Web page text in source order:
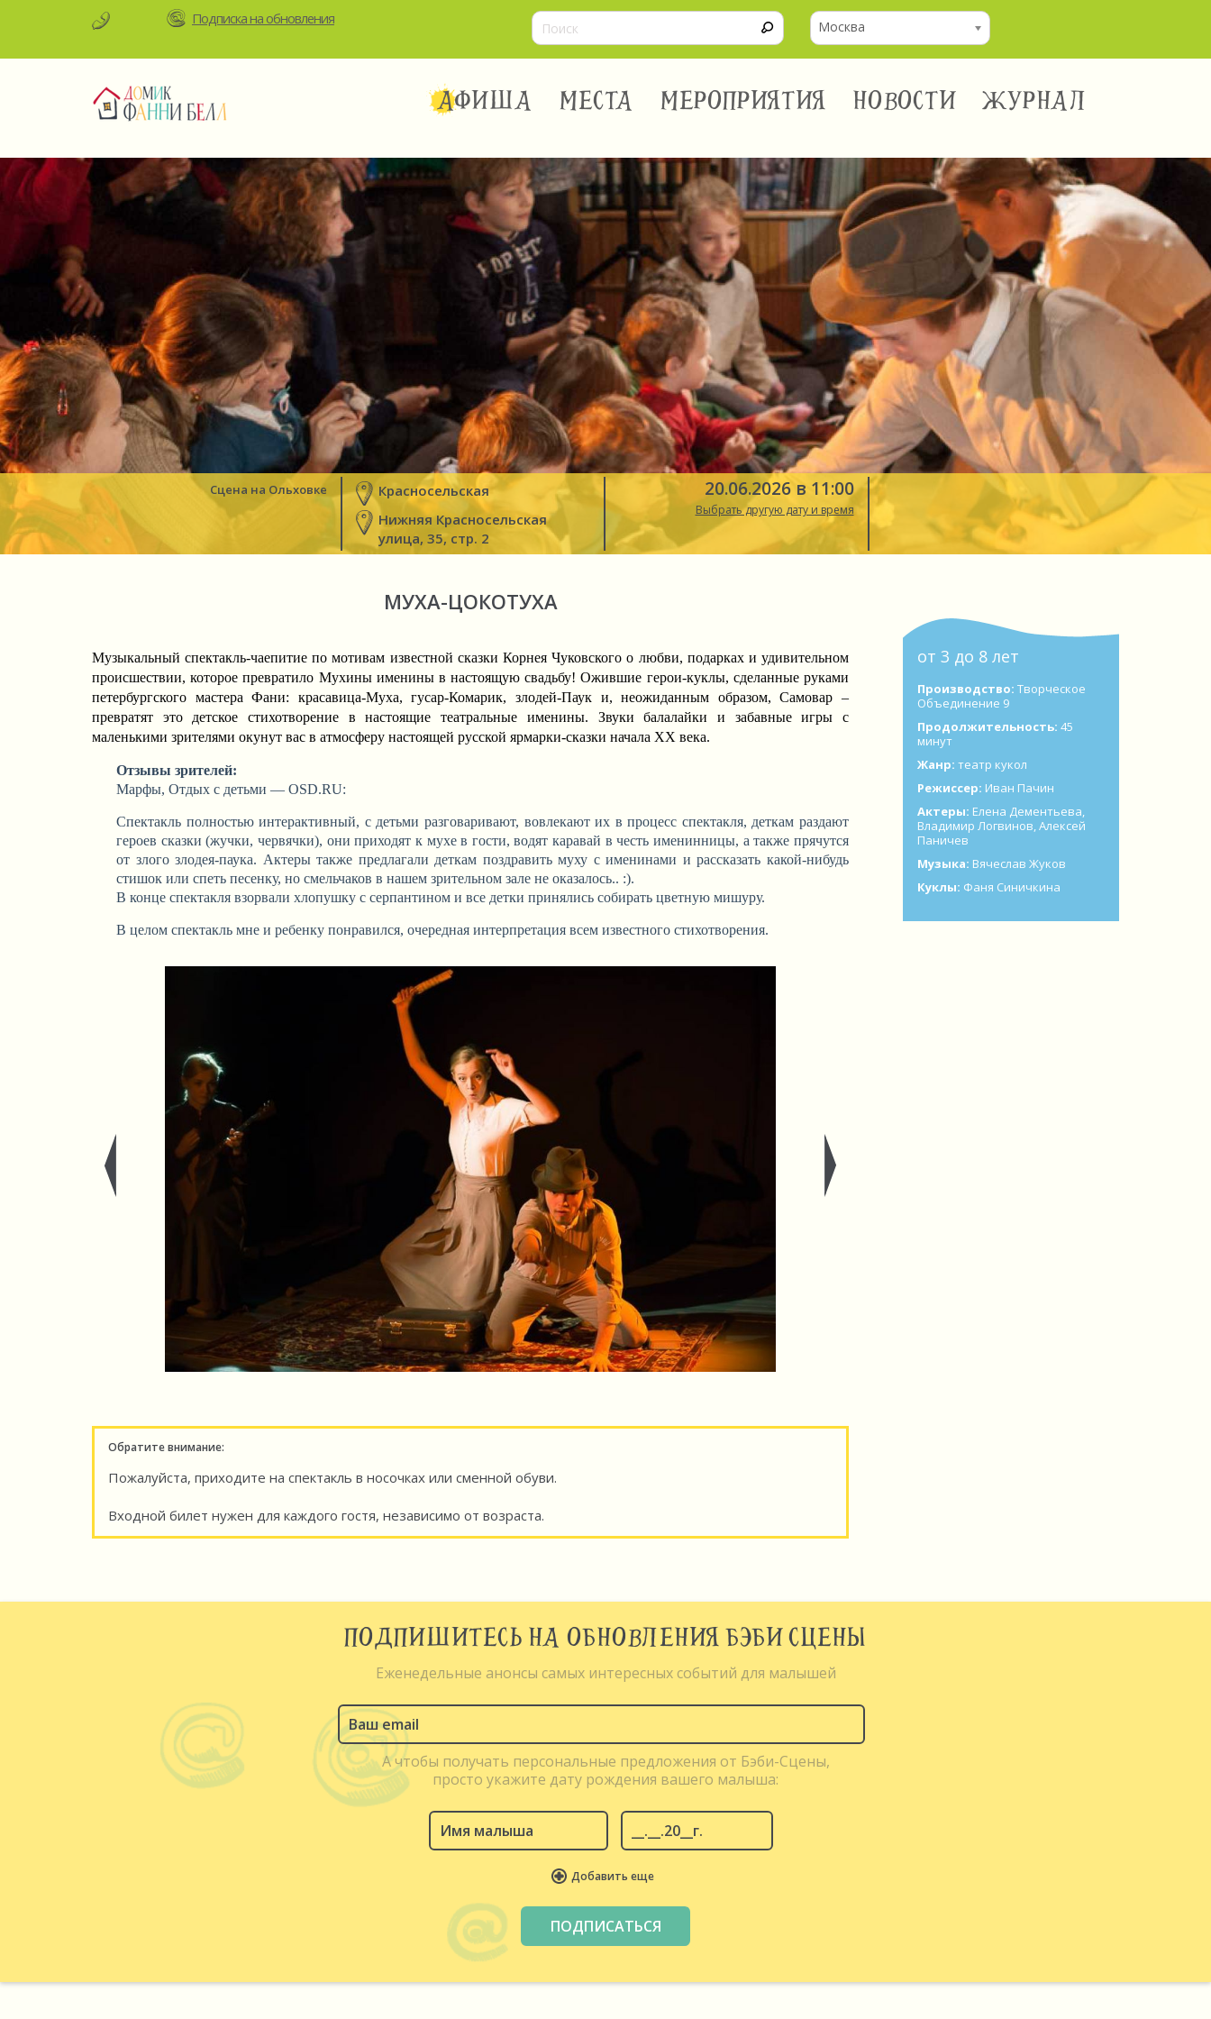
Подписка на обновления Москва
АФИША МЕСТА МЕРОПРИЯТИЯ НОВОСТИ ЖУРНАЛ
Сцена на Ольховке
Красносельская
Нижняя Красносельская
улица, 35, стр. 2
20.06.2026 в 11:00
Выбрать другую дату и время
МУХА-ЦОКОТУХА
Музыкальный спектакль-чаепитие по мотивам известной сказки Корнея Чуковского о любви, подарках и удивительном
происшествии, которое превратило Мухины именины в настоящую свадьбу! Ожившие герои-куклы, сделанные руками
петербургского мастера Фани: красавица-Муха, гусар-Комарик, злодей-Паук и, неожиданным образом, Самовар –
превратят это детское стихотворение в настоящие театральные именины. Звуки балалайки и забавные игры с
маленькими зрителями окунут вас в атмосферу настоящей русской ярмарки-сказки начала ХХ века.
Отзывы зрителей:
Марфы, Отдых с детьми — OSD.RU:
Спектакль полностью интерактивный, с детьми разговаривают, вовлекают их в процесс спектакля, деткам раздают
героев сказки (жучки, червячки), они приходят к мухе в гости, водят каравай в честь именинницы, а также прячутся
от злого злодея-паука. Актеры также предлагали деткам поздравить муху с именинами и рассказать какой-нибудь
стишок или спеть песенку, но смельчаков в нашем зрительном зале не оказалось.. :).
В конце спектакля взорвали хлопушку с серпантином и все детки принялись собирать цветную мишуру.
В целом спектакль мне и ребенку понравился, очередная интерпретация всем известного стихотворения.
Обратите внимание:
Пожалуйста, приходите на спектакль в носочках или сменной обуви.
Входной билет нужен для каждого гостя, независимо от возраста.
от 3 до 8 лет
Производство: Творческое
Объединение 9
Продолжительность: 45
минут
Жанр: театр кукол
Режиссер: Иван Пачин
Актеры: Елена Дементьева,
Владимир Логвинов, Алекcей
Паничев
Музыка: Вячеслав Жуков
Куклы: Фаня Синичкина
ПОДПИШИТЕСЬ НА ОБНОВЛЕНИЯ БЭБИ СЦЕНЫ
Еженедельные анонсы самых интересных событий для малышей
А чтобы получать персональные предложения от Бэби-Сцены,
просто укажите дату рождения вашего малыша:
Добавить еще